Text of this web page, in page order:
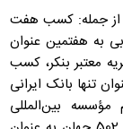
از جمله: کسب هفت
به هفتمین عنوان
معتبر بنکر، کسب
(به‌عنوان تنها بانک ایرانی
بین‌المللی